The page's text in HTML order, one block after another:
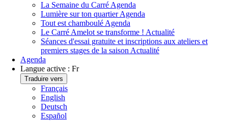
La Semaine du Carré Agenda
Lumière sur ton quartier Agenda
Tout est chamboulé Agenda
Le Carré Amelot se transforme ! Actualité
Séances d'essai gratuite et inscriptions aux ateliers et
premiers stages de la saison Actualité
Agenda
Langue active : Fr
Traduire vers
Français
English
Deutsch
Español